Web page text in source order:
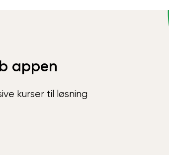
appen
kurser til løsning